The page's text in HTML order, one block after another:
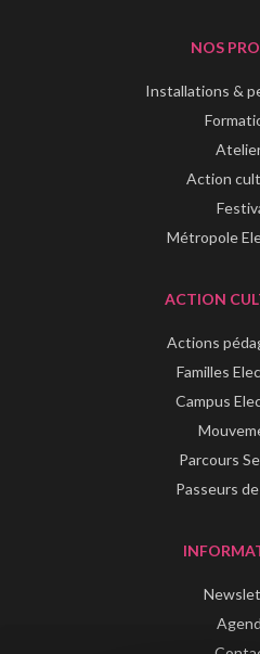
NOS
Installations &
Action
Métropole
ACTION
Actions
Familles
Campus
Parcours
Passeurs